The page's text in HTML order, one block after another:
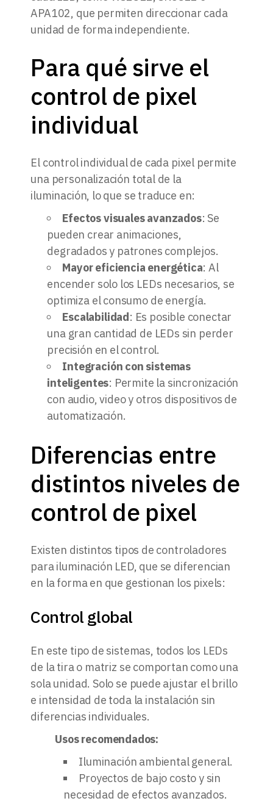
APA102, que permiten direccionar cada
unidad de forma independiente.
Para qué sirve el
control de pixel
individual
El control individual de cada pixel permite
una personalización total de la
iluminación, lo que se traduce en:
Efectos visuales avanzados: Se
pueden crear animaciones,
degradados y patrones complejos.
Mayor eficiencia energética: Al
encender solo los LEDs necesarios, se
optimiza el consumo de energía.
Escalabilidad: Es posible conectar
una gran cantidad de LEDs sin perder
precisión en el control.
Integración con sistemas
inteligentes: Permite la sincronización
con audio, video y otros dispositivos de
automatización.
Diferencias entre
distintos niveles de
control de pixel
Existen distintos tipos de controladores
para iluminación LED, que se diferencian
en la forma en que gestionan los pixels:
Control global
En este tipo de sistemas, todos los LEDs
de la tira o matriz se comportan como una
sola unidad. Solo se puede ajustar el brillo
e intensidad de toda la instalación sin
diferencias individuales.
Usos recomendados:
Iluminación ambiental general.
Proyectos de bajo costo y sin
necesidad de efectos avanzados.